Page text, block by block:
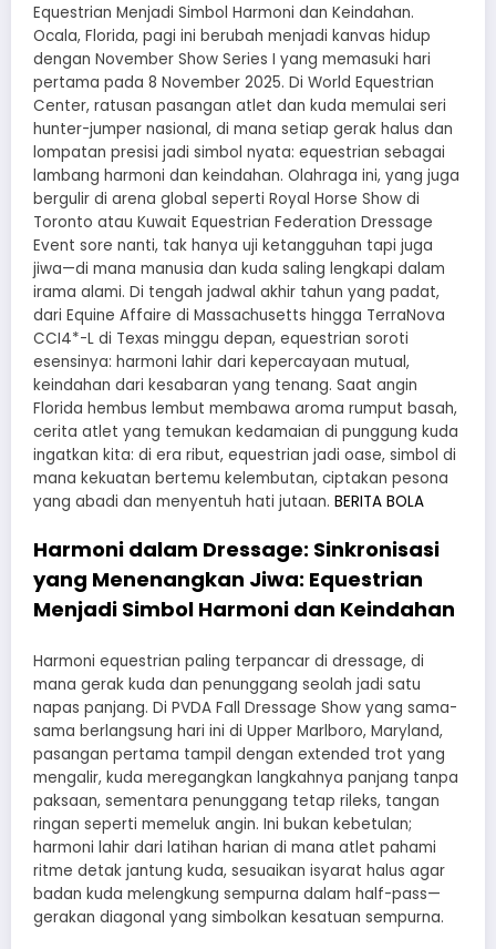
Equestrian Menjadi Simbol Harmoni dan Keindahan.
Ocala, Florida, pagi ini berubah menjadi kanvas hidup
dengan November Show Series I yang memasuki hari
pertama pada 8 November 2025. Di World Equestrian
Center, ratusan pasangan atlet dan kuda memulai seri
hunter-jumper nasional, di mana setiap gerak halus dan
lompatan presisi jadi simbol nyata: equestrian sebagai
lambang harmoni dan keindahan. Olahraga ini, yang juga
bergulir di arena global seperti Royal Horse Show di
Toronto atau Kuwait Equestrian Federation Dressage
Event sore nanti, tak hanya uji ketangguhan tapi juga
jiwa—di mana manusia dan kuda saling lengkapi dalam
irama alami. Di tengah jadwal akhir tahun yang padat,
dari Equine Affaire di Massachusetts hingga TerraNova
CCI4*-L di Texas minggu depan, equestrian soroti
esensinya: harmoni lahir dari kepercayaan mutual,
keindahan dari kesabaran yang tenang. Saat angin
Florida hembus lembut membawa aroma rumput basah,
cerita atlet yang temukan kedamaian di punggung kuda
ingatkan kita: di era ribut, equestrian jadi oase, simbol di
mana kekuatan bertemu kelembutan, ciptakan pesona
yang abadi dan menyentuh hati jutaan. BERITA BOLA
Harmoni dalam Dressage: Sinkronisasi
yang Menenangkan Jiwa: Equestrian
Menjadi Simbol Harmoni dan Keindahan
Harmoni equestrian paling terpancar di dressage, di
mana gerak kuda dan penunggang seolah jadi satu
napas panjang. Di PVDA Fall Dressage Show yang sama-
sama berlangsung hari ini di Upper Marlboro, Maryland,
pasangan pertama tampil dengan extended trot yang
mengalir, kuda meregangkan langkahnya panjang tanpa
paksaan, sementara penunggang tetap rileks, tangan
ringan seperti memeluk angin. Ini bukan kebetulan;
harmoni lahir dari latihan harian di mana atlet pahami
ritme detak jantung kuda, sesuaikan isyarat halus agar
badan kuda melengkung sempurna dalam half-pass—
gerakan diagonal yang simbolkan kesatuan sempurna.